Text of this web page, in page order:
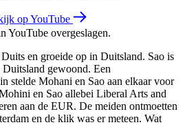
op YouTube
YouTube overgeslagen.
en groeide op in Duitsland. Sao is
gewoond. Een
stelde Mohani en Sao aan elkaar voor
en Sao allebei Liberal Arts and
aan de EUR. De meiden ontmoetten
en de klik was er meteen. Wat